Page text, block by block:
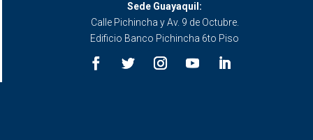
Sede Guayaquil:
Calle Pichincha y Av. 9 de Octubre.
Edificio Banco Pichincha 6to Piso